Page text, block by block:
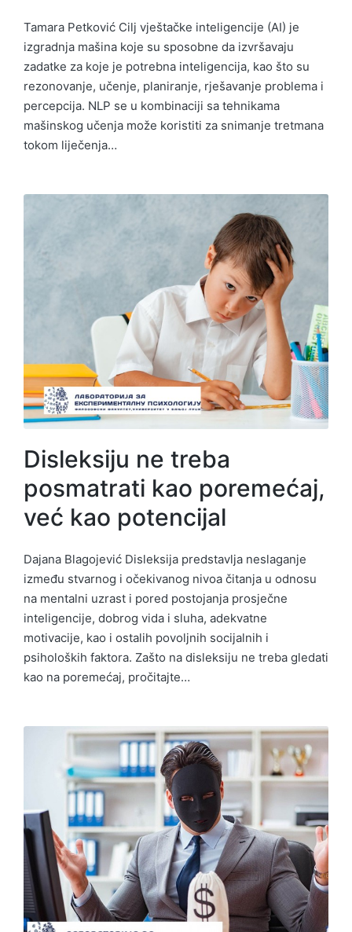
Tamara Petković Cilj vještačke inteligencije (AI) je
izgradnja mašina koje su sposobne da izvršavaju
zadatke za koje je potrebna inteligencija, kao što su
rezonovanje, učenje, planiranje, rješavanje problema i
percepcija. NLP se u kombinaciji sa tehnikama
mašinskog učenja može koristiti za snimanje tretmana
tokom liječenja…
Disleksiju ne treba
posmatrati kao poremećaj,
već kao potencijal
Dajana Blagojević Disleksija predstavlja neslaganje
između stvarnog i očekivanog nivoa čitanja u odnosu
na mentalni uzrast i pored postojanja prosječne
inteligencije, dobrog vida i sluha, adekvatne
motivacije, kao i ostalih povoljnih socijalnih i
psiholoških faktora. Zašto na disleksiju ne treba gledati
kao na poremećaj, pročitajte…